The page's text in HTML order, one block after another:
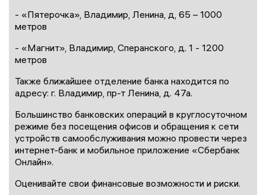
- «Пятерочка», Владимир, Ленина, д, 65 – 1000
метров
- «Магнит», Владимир, Сперанского, д. 1 - 1200
метров
Также ближайшее отделение банка находится по
адресу: г. Владимир, пр-т Ленина, д. 47а.
Большинство банковских операций в круглосуточном
режиме без посещения офисов и обращения к сети
устройств самообслуживания можно провести через
интернет-банк и мобильное приложение «Сбербанк
Онлайн».
Оценивайте свои финансовые возможности и риски.